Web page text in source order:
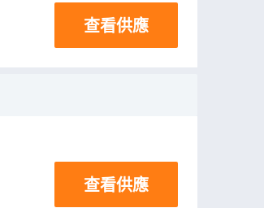
查看供應
查看供應